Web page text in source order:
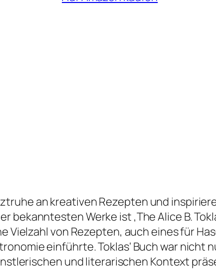
an kreativen Rezepten und
Werke ist ‚The Alice B.
von Rezepten, auch eines für
einführte. Toklas‘ Buch war nicht
und literarischen Kontext